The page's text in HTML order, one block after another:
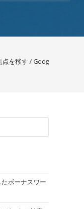
を移す / Google
ボーナスワー